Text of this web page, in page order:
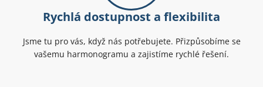
Rychlá dostupnost a flexibilita
Jsme tu pro vás, když nás potřebujete. Přizpůsobíme se
vašemu harmonogramu a zajistíme rychlé řešení.